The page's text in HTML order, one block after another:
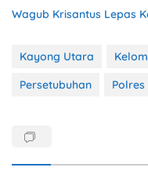
Wagub Krisantus Lepas
Kayong Utara
Persetubuhan
Polres